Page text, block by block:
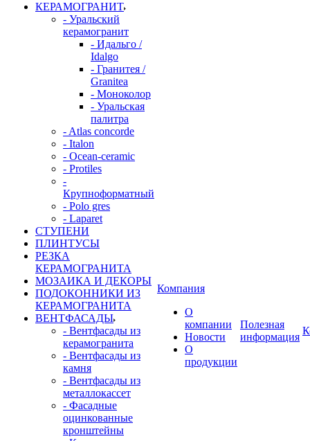
КЕРАМОГРАНИТ
- Уральский
керамогранит
- Идальго /
Idalgo
- Гранитея /
Granitea
- Моноколор
- Уральская
палитра
- Atlas concorde
- Italon
- Ocean-ceramic
- Protiles
-
Крупноформатный
- Polo gres
- Laparet
СТУПЕНИ
ПЛИНТУСЫ
РЕЗКА
КЕРАМОГРАНИТА
МОЗАИКА И ДЕКОРЫ
ПОДОКОННИКИ ИЗ
КЕРАМОГРАНИТА
ВЕНТФАСАДЫ
- Вентфасады из
керамогранита
- Вентфасады из
камня
- Вентфасады из
металлокассет
- Фасадные
оцинкованные
кронштейны
Компания
О
компании
Новости
О
продукции
Полезная
информация